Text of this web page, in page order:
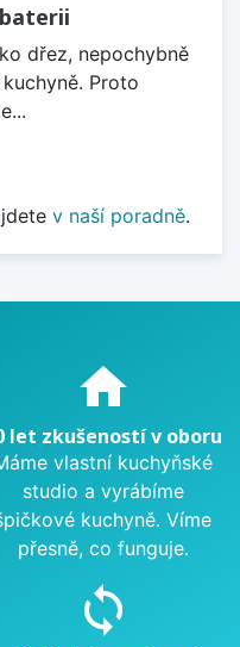
dřez, nepochybně
Proto
v naší poradně.
home
let zkušeností v oboru
vlastní kuchyňské
studio a vyrábíme
kuchyně. Víme
přesně, co funguje.
sync